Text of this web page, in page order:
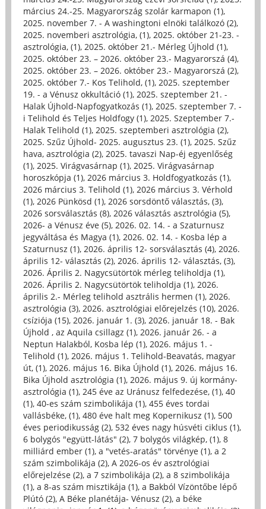
március 24.-25. Magyarország szolár karmapon (1),
2025. november 7. - A washingtoni elnöki találkozó (2),
2025. novemberi asztrológia, (1), 2025. október 21-23. -
asztrológia, (1), 2025. október 21.- Mérleg Újhold (1),
2025. október 23. – 2026. október 23.- Magyarorszá (4),
2025. október 23. – 2026. október 23.- Magyarorszá (2),
2025. október 7.- Kos Telihold, (1), 2025. szeptember
19. - a Vénusz okkultáció (1), 2025. szeptember 21. -
Halak Újhold-Napfogyatkozás (1), 2025. szeptember 7. -
i Telihold és Teljes Holdfogy (1), 2025. Szeptember 7.-
Halak Telihold (1), 2025. szeptemberi asztrológia (2),
2025. Szűz Újhold- 2025. augusztus 23. (1), 2025. Szűz
hava, asztrológia (2), 2025. tavaszi Nap-éj egyenlőség
(1), 2025. Virágvasárnap (1), 2025. Virágvasárnap
horoszkópja (1), 2026 március 3. Holdfogyatkozás (1),
2026 március 3. Telihold (1), 2026 március 3. Vérhold
(1), 2026 Pünkösd (1), 2026 sorsdöntő választás, (3),
2026 sorsválasztás (8), 2026 választás asztrológia (5),
2026- a Vénusz éve (5), 2026. 02. 14. - a Szaturnusz
jegyváltása és Magya (1), 2026. 02. 14. - Kosba lép a
Szaturnusz (1), 2026. április 12- sorsválasztás (4), 2026.
április 12- választás (2), 2026. április 12- választás, (3),
2026. Április 2. Nagycsütörtök mérleg teliholdja (1),
2026. Április 2. Nagycsütörtök teliholdja (1), 2026.
április 2.- Mérleg telihold asztrális hermen (1), 2026.
asztrológia (3), 2026. asztrológiai előrejelzés (10), 2026.
csíziója (15), 2026. január 1. (3), 2026. január 18. - Bak
Újhold , az Aquila csillagz (1), 2026. január 26. - a
Neptun Halakból, Kosba lép (1), 2026. május 1. -
Telihold (1), 2026. május 1. Telihold-Beavatás, magyar
út, (1), 2026. május 16. Bika Újhold (1), 2026. május 16.
Bika Újhold asztrológia (1), 2026. május 9. új kormány-
asztrológia (1), 245 éve az Uránusz felfedezése, (1), 40
(1), 40-es szám szimbolikája (1), 455 éves tordai
vallásbéke, (1), 480 éve halt meg Kopernikusz (1), 500
éves periodikusság (2), 532 éves nagy húsvéti ciklus (1),
6 bolygós "együtt-látás" (2), 7 bolygós világkép, (1), 8
milliárd ember (1), a "vetés-aratás" törvénye (1), a 2
szám szimbolikája (2), A 2026-os év asztrológiai
előrejelzése (2), a 7 szimbolikája (2), a 8 szimbolikája
(1), a 8-as szám misztikája (1), a Bakból Vízöntőbe lépő
Plútó (2), A Béke planétája- Vénusz (2), a béke